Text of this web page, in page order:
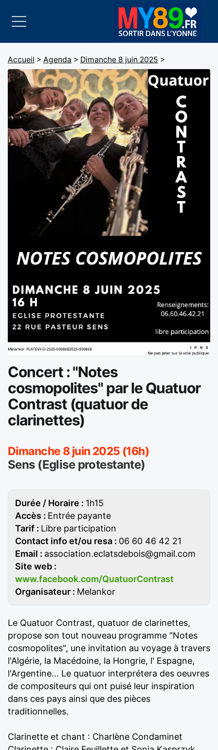
Accueil > Agenda > Dimanche 8 juin 2025 >
Concert : "Notes
cosmopolites" par le Quatuor
Contrast (quatuor de
clarinettes)
Dimanche 8 juin 2025 (16h)
Sens (Eglise protestante)
Durée / Horaire : 1h15
Accès : Entrée payante
Tarif : Libre participation
Contact info et/ou resa : 06 60 46 42 21
Email : association.eclatsdebois@gmail.com
Site web :
www.facebook.com/QuatuorContrast
Organisateur : Melankor
Le Quatuor Contrast, quatuor de clarinettes,
propose son tout nouveau programme "Notes
cosmopolites", une invitation au voyage à travers
l'Algérie, la Macédoine, la Hongrie, l' Espagne,
l'Argentine... Le quatuor interprétera des oeuvres
de compositeurs qui ont puisé leur inspiration
dans ces pays ainsi que des pièces
traditionnelles.
Clarinette et chant : Charlène Condaminet